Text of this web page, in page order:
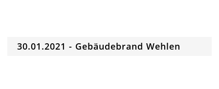
30.01.2021 - Gebäudebrand Wehlen